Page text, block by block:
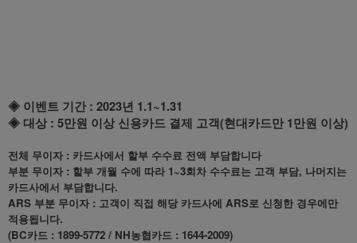
◈ 이벤트 기간 : 2023년 1.1~1.31
◈ 대상 : 5만원 이상 신용카드 결제 고객(현대카드만 1만원 이상)
전체 무이자 : 카드사에서 할부 수수료 전액 부담합니다
부분 무이자 : 할부 개월 수에 따라 1~3회차 수수료는 고객 부담, 나머지는
카드사에서 부담합니다.
ARS 부분 무이자 : 고객이 직접 해당 카드사에 ARS로 신청한 경우에만
적용됩니다.
(BC카드 : 1899-5772 / NH농협카드 : 1644-2009)